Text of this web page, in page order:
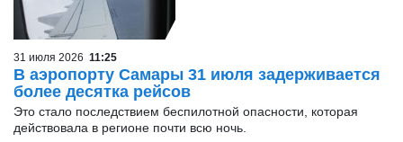
31 июля 2026 11:25
В аэропорту Самары 31 июля задерживается
более десятка рейсов
Это стало последствием беспилотной опасности, которая
действовала в регионе почти всю ночь.